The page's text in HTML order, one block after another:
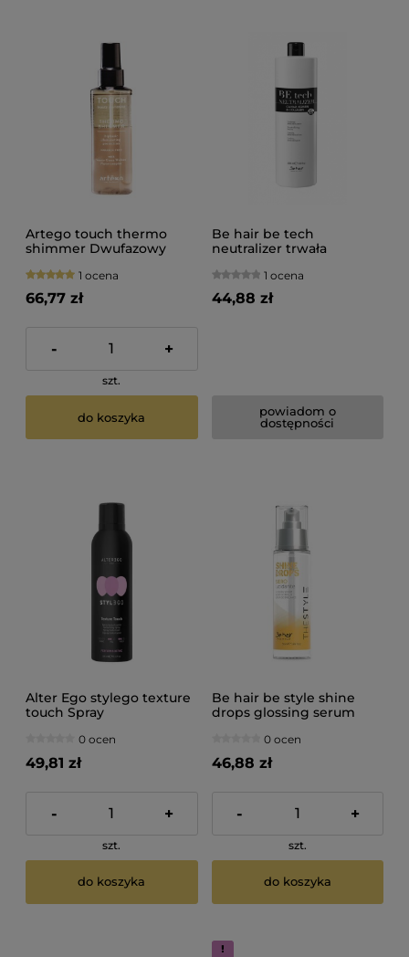
Artego touch thermo
shimmer Dwufazowy
włosów 150ml
1 ocena
66,77 zł
- +
szt.
do koszyka
Be hair be tech
neutralizer trwała
1 ocena
44,88 zł
powiadom o
dostępności
Alter Ego stylego texture
touch Spray
0 ocen
49,81 zł
- +
szt.
do koszyka
Be hair be style shine
drops glossing serum
0 ocen
46,88 zł
- +
szt.
do koszyka